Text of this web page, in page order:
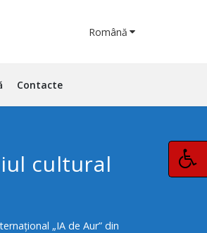
Română
Contacte
cultural
„IA de Aur” din